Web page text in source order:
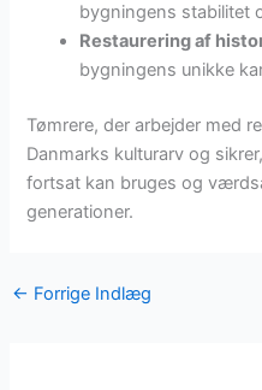
bygningens stabilitet
Restaurering af
bygningens unikke
Tømrere, der arbejder med
Danmarks kulturarv og
fortsat kan bruges og
generationer.
← Forrige Indlæg